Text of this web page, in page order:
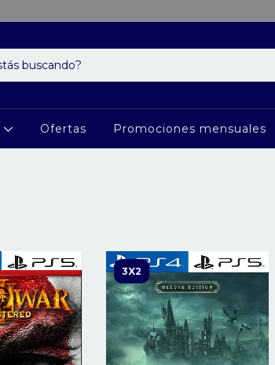
Ofertas Promociones mensuales
3X2